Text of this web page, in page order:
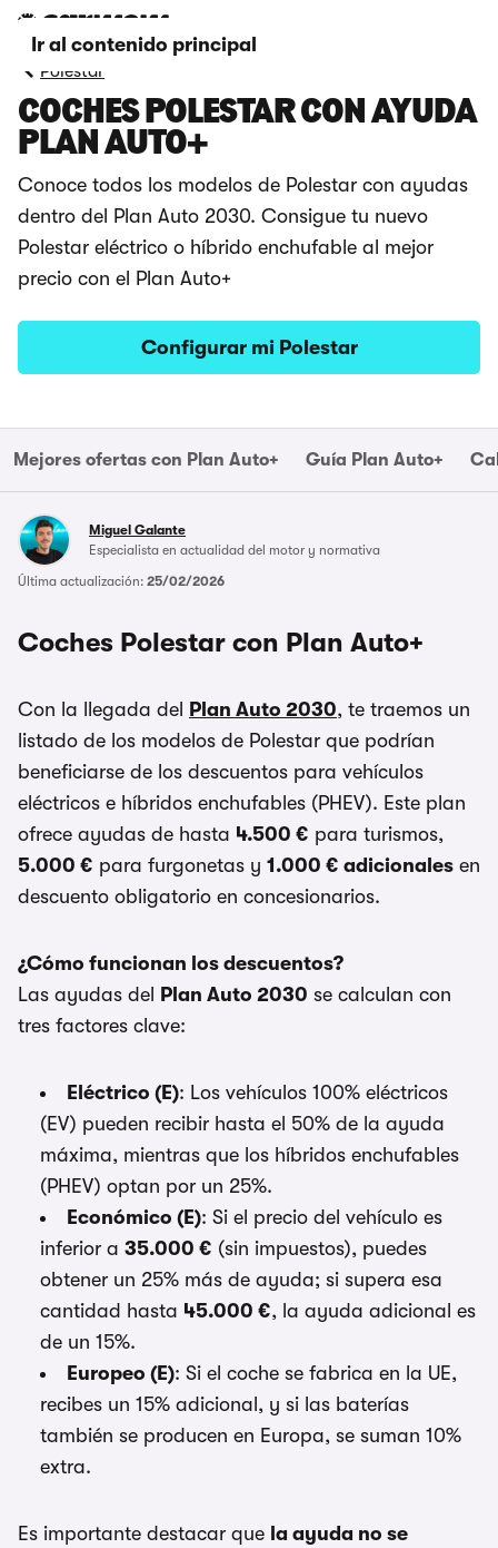
Ir al contenido principal
Polestar
COCHES POLESTAR CON AYUDA
PLAN AUTO+
Conoce todos los modelos de Polestar con ayudas
dentro del Plan Auto 2030. Consigue tu nuevo
Polestar eléctrico o híbrido enchufable al mejor
precio con el Plan Auto+
Configurar mi Polestar
Mejores ofertas con Plan Auto+ Guía Plan Auto+
Miguel Galante
Especialista en actualidad del motor y normativa
Última actualización: 25/02/2026
Coches Polestar con Plan Auto+
Con la llegada del Plan Auto 2030, te traemos un
listado de los modelos de Polestar que podrían
beneficiarse de los descuentos para vehículos
eléctricos e híbridos enchufables (PHEV). Este plan
ofrece ayudas de hasta 4.500 € para turismos,
5.000 € para furgonetas y 1.000 € adicionales en
descuento obligatorio en concesionarios.
¿Cómo funcionan los descuentos?
Las ayudas del
Plan Auto 2030 se calculan con
tres factores clave:
Eléctrico (E): Los vehículos 100% eléctricos
(EV) pueden recibir hasta el 50% de la ayuda
máxima, mientras que los híbridos enchufables
(PHEV) optan por un 25%.
Económico (E): Si el precio del vehículo es
inferior a 35.000 € (sin impuestos), puedes
obtener un 25% más de ayuda; si supera esa
cantidad hasta 45.000 €, la ayuda adicional es
de un 15%.
Europeo (E): Si el coche se fabrica en la UE,
recibes un 15% adicional, y si las baterías
también se producen en Europa, se suman 10%
extra.
Es importante destacar que la ayuda no se